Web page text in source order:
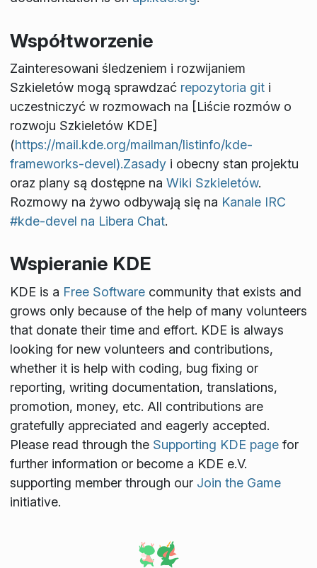
Współtworzenie
Zainteresowani śledzeniem i rozwijaniem
Szkieletów mogą sprawdzać repozytoria giti
uczestniczyć w rozmowach na [Liście rozmów o
rozwoju Szkieletów KDE]
(https://mail.kde.org/mailman/listinfo/kde-
frameworks-devel).Zasadyi obecny stan projektu
oraz plany są dostępne na Wiki Szkieletów.
Rozmowy na żywo odbywają się na Kanale IRC
#kde-devel na Libera Chat.
Wspieranie KDE
KDE is a Free Softwarecommunity that exists and
grows only because of the help of many volunteers
that donate their time and effort. KDE is always
looking for new volunteers and contributions,
whether it is help with coding, bug fixing or
reporting, writing documentation, translations,
promotion, money, etc. All contributions are
gratefully appreciated and eagerly accepted.
Please read through the Supporting KDE pagefor
further information or become a KDE e.V.
supporting member through our Join the Game
initiative.